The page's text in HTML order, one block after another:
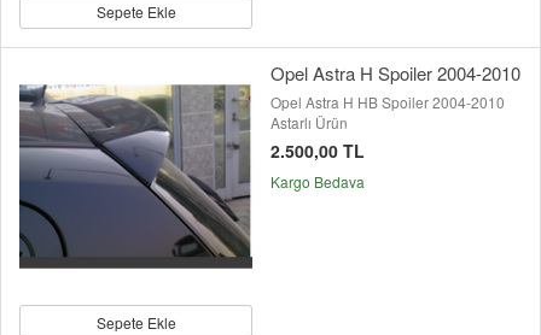
Sepete Ekle
Sepete Ekle
Opel Astra H Spoiler 2004-2010
Opel Astra H HB Spoiler 2004-2010
Astarlı Ürün
2.500,00 TL
Kargo Bedava